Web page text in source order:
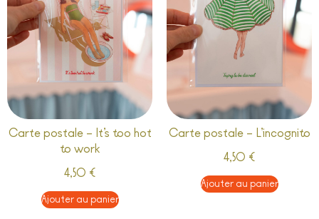
Carte postale – It’s too hot
to work
4,50 €
Ajouter au panier
Carte postale – L’incognito
4,50 €
Ajouter au panier